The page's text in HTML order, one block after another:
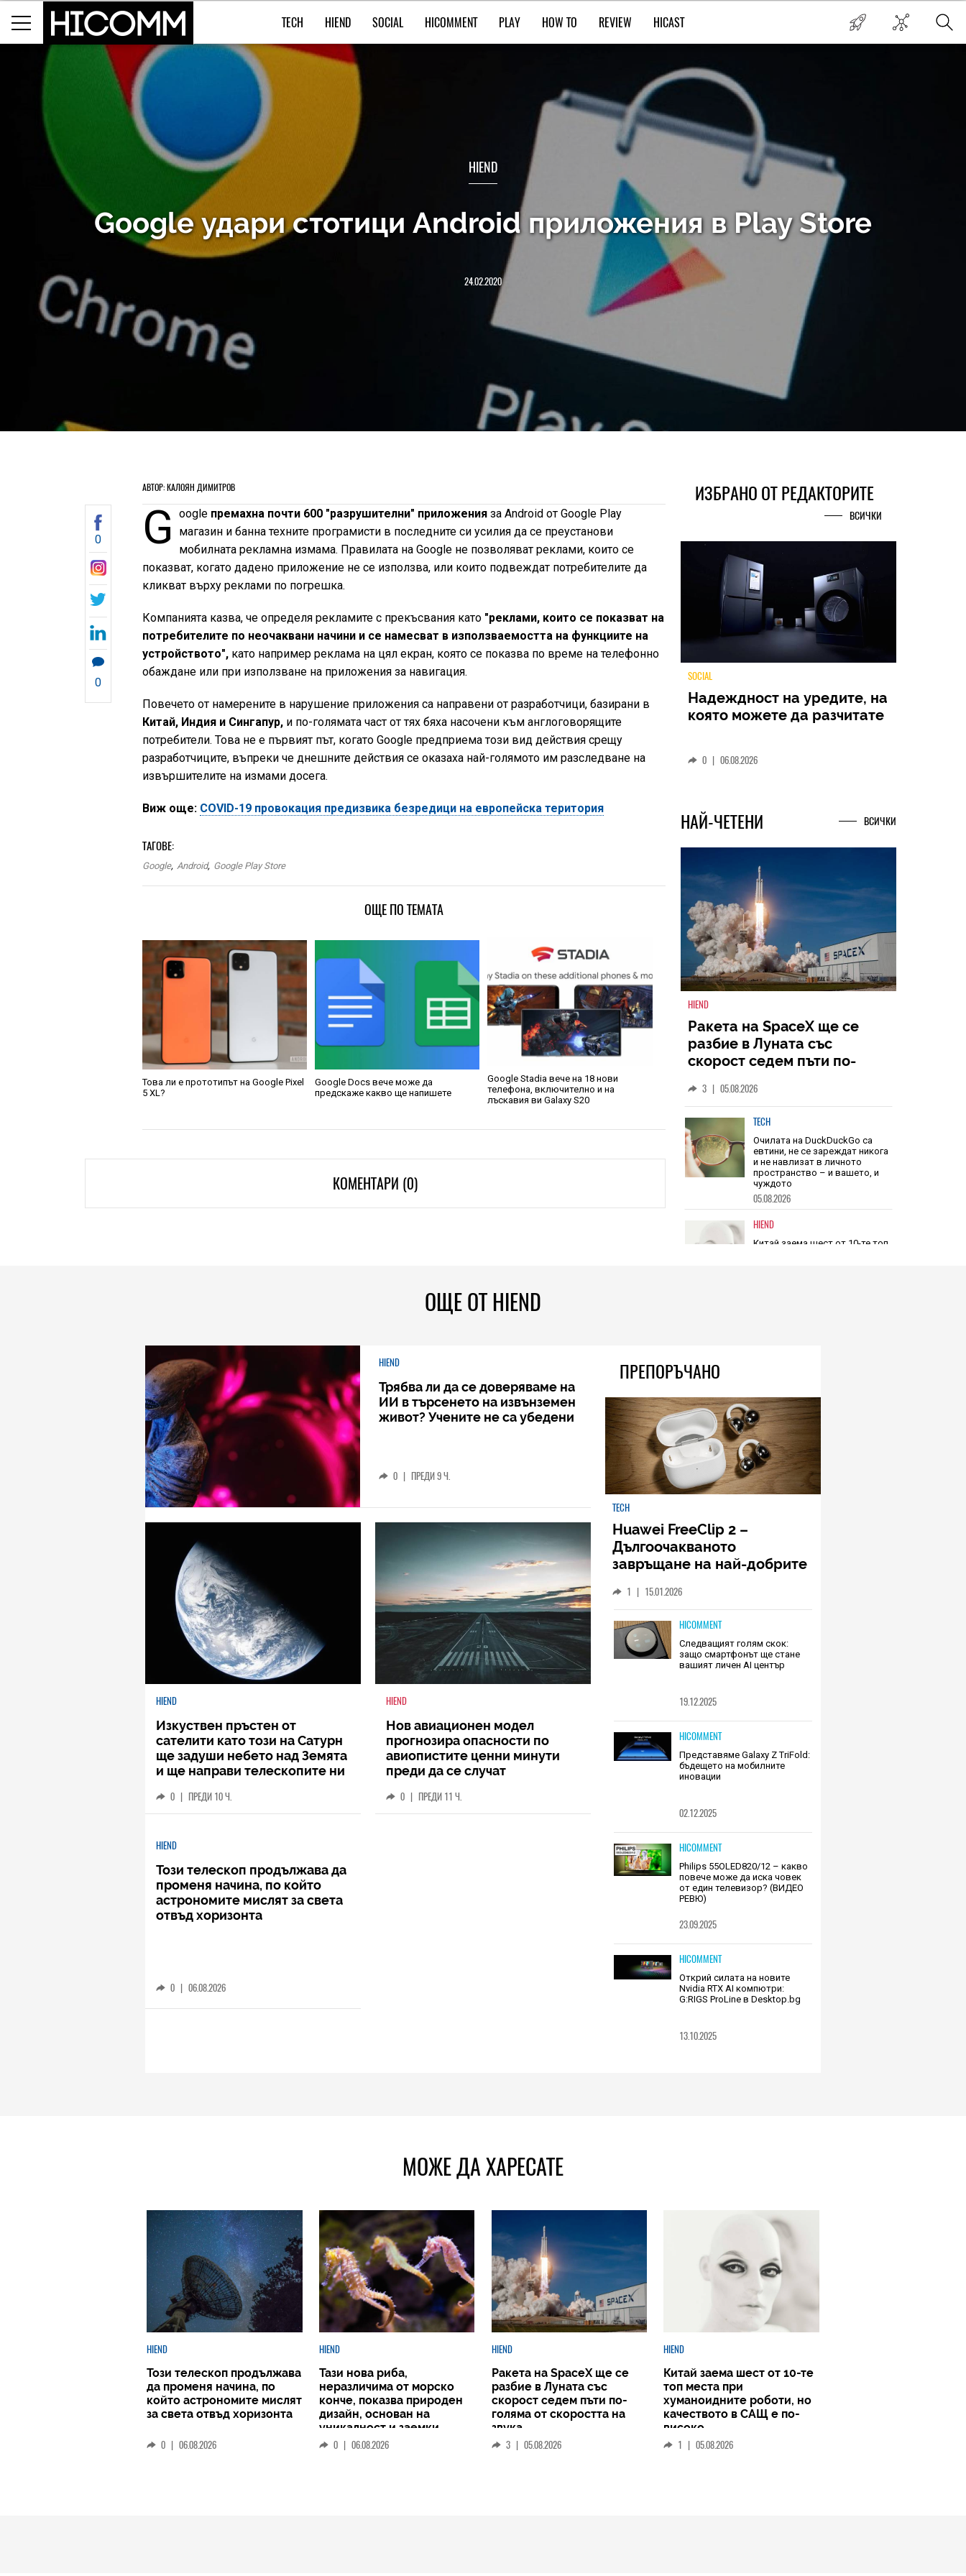
TECH HIEND SOCIAL HICOMMENT PLAY HOW TO REVIEW HICAST
HIEND
Google удари стотици Android приложения в Play Store
24.02.2020
АВТОР: КАЛОЯН ДИМИТРОВ
0
0
G oogleпремахна почти 600 "разрушителни" приложенияза Android от Google Play
магазин и банна техните програмисти в последните си усилия да се преустанови
мобилната рекламна измама. Правилата на Google не позволяват реклами, които се
показват, когато дадено приложение не се използва, или които подвеждат потребителите да
кликват върху реклами по погрешка.
Компанията казва, че определя рекламите с прекъсвания като "реклами, които се показват на
потребителите по неочаквани начини и се намесват в използваемостта на функциите на
устройството", като например реклама на цял екран, която се показва по време на телефонно
обаждане или при използване на приложения за навигация.
Повечето от намерените в нарушение приложения са направени от разработчици, базирани в
Китай, Индия и Сингапур, и по-голямата част от тях бяха насочени към англоговорящите
потребители. Това не е първият път, когато Google предприема този вид действия срещу
разработчиците, въпреки че днешните действия се оказаха най-голямото им разследване на
извършителите на измами досега.
Виж още: COVID-19 провокация предизвика безредици на европейска територия
ТАГОВЕ:
Google, Android, Google Play Store
ОЩЕ ПО ТЕМАТА
Това ли е прототипът на Google Pixel
5 XL?
Google Docs вече може да
предскаже какво ще напишете
Google Stadia вече на 18 нови
телефона, включително и на
лъскавия ви Galaxy S20
КОМЕНТАРИ (0)
ИЗБРАНО ОТ РЕДАКТОРИТЕ
ВСИЧКИ
TECH
Ultra – ново име, познато
НАЙ-ЧЕТЕНИ
HIEND
Ракета на SpaceX ще се
разбие в Луната със
голяма от скоростта на
звука05.08.2026
TECH
Очилата на DuckDuckGo са
евтини, не се зареждат никога
и не навлизат в личното
пространство – и вашето, и
чуждото
05.08.2026
от морско конче, показва
природен дизайн, основан на
уникалност и заемки
06.08.2026
ОЩЕ ОТ HIEND
HIEND
Трябва ли да се доверяваме на
ИИ в търсенето на извънземен
живот? Учените не са убедени
0 | ПРЕДИ 9 Ч.
HIEND
Изкуствен пръстен от
сателити като този на Сатурн
ще задуши небето над Земята
и ще направи телескопите ни
0 | ПРЕДИ 10 Ч.
HIEND
Нов авиационен модел
прогнозира опасности по
авиопистите ценни минути
преди да се случат
0 | ПРЕДИ 11 Ч.
HIEND
Този телескоп продължава да
променя начина, по който
астрономите мислят за света
отвъд хоризонта
0 | 06.08.2026
ПРЕПОРЪЧАНО
TECH
Huawei FreeClip 2 –
Дългоочакваното
завръщане на най-добрите
1 | 15.01.2026
HICOMMENT
Следващият голям скок:
защо смартфонът ще стане
вашият личен AI център
19.12.2025
HICOMMENT
Представяме Galaxy Z TriFold:
бъдещето на мобилните
иновации
02.12.2025
HICOMMENT
Philips 55OLED820/12 – какво
повече може да иска човек
от един телевизор? (ВИДЕО
РЕВЮ)
23.09.2025
HICOMMENT
Открий силата на новите
Nvidia RTX AI компютри:
G:RIGS ProLine в Desktop.bg
13.10.2025
МОЖЕ ДА ХАРЕСАТЕ
HIEND
Този телескоп продължава
да променя начина, по
който астрономите мислят
за света отвъд хоризонта
0 | 06.08.2026
HIEND
Тази нова риба,
неразличима от морско
конче, показва природен
дизайн, основан на
уникалност и заемки
0 | 06.08.2026
HIEND
Ракета на SpaceX ще се
разбие в Луната със
скорост седем пъти по-
голяма от скоростта на
звука
3 | 05.08.2026
HIEND
Китай заема шест от 10-те
топ места при
хуманоидните роботи, но
качеството в САЩ е по-
високо
1 | 05.08.2026